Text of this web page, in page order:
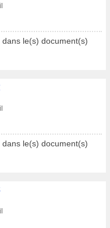
le(s) document(s)
le(s) document(s)